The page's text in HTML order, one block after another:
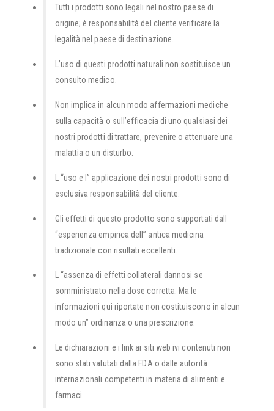
Tutti i prodotti sono legali nel nostro paese di
origine; è responsabilità del cliente verificare la
legalità nel paese di destinazione.
L’uso di questi prodotti naturali non sostituisce un
consulto medico.
Non implica in alcun modo affermazioni mediche
sulla capacità o sull’efficacia di uno qualsiasi dei
nostri prodotti di trattare, prevenire o attenuare una
malattia o un disturbo.
L “uso e l” applicazione dei nostri prodotti sono di
esclusiva responsabilità del cliente.
Gli effetti di questo prodotto sono supportati dall
“esperienza empirica dell” antica medicina
tradizionale con risultati eccellenti.
L “assenza di effetti collaterali dannosi se
somministrato nella dose corretta. Ma le
informazioni qui riportate non costituiscono in alcun
modo un” ordinanza o una prescrizione.
Le dichiarazioni e i link ai siti web ivi contenuti non
sono stati valutati dalla FDA o dalle autorità
internazionali competenti in materia di alimenti e
farmaci.